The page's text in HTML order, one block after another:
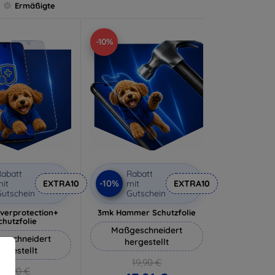
Ermäßigte
EXTRA10
18,90 €
-10%
-10%
Rabatt
mit
Gutschein
EXTRA10
3mk Hammer Schutzfolie
Maßgeschneidert
hergestellt
19,90 €